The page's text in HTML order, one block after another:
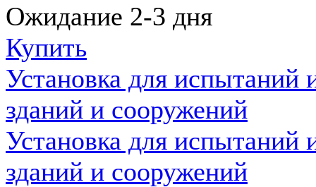
Ожидание 2-3 дня
Купить
Установка для испытаний
зданий и сооружений
Установка для испытаний
зданий и сооружений